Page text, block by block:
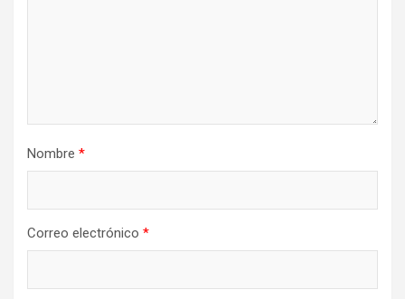
Nombre *
Correo electrónico *